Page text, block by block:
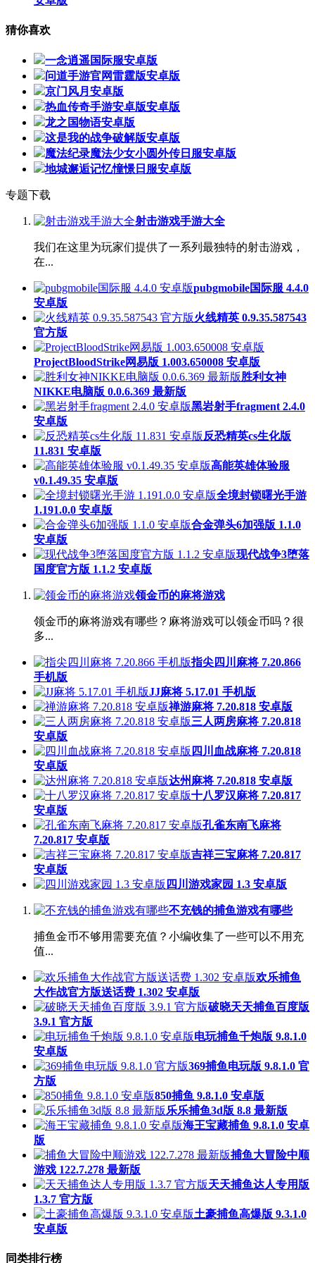
猜你喜欢
一念逍遥国际服安卓版
问道手游官网雷霆版安卓版
京门风月安卓版
热血传奇手游安卓版安卓版
龙之国物语安卓版
这是我的战争破解版安卓版
魔法纪录魔法少女小圆外传日服安卓版
地城邂逅记忆憧憬日服安卓版
专题下载
射击游戏手游大全
我们在这里为玩家们提供了一系列最独特的射击游戏，
在...
pubgmobile国际服 4.4.0
安卓版
火线精英 0.9.35.587543
官方版
ProjectBloodStrike网易版 1.003.650008 安卓版
胜利女神
NIKKE电脑版 0.0.6.369 最新版
黑岩射手fragment 2.4.0
安卓版
反恐精英cs生化版
11.831 安卓版
高能英雄体验服
v0.1.49.35 安卓版
全境封锁曙光手游
1.191.0.0 安卓版
合金弹头6加强版 1.1.0
安卓版
现代战争3堕落
国度官方版 1.1.2 安卓版
领金币的麻将游戏
领金币的麻将游戏有哪些？麻将游戏可以领金币吗？很
多...
指尖四川麻将 7.20.866
手机版
JJ麻将 5.17.01 手机版
禅游麻将 7.20.818 安卓版
三人两房麻将 7.20.818
安卓版
四川血战麻将 7.20.818
安卓版
达州麻将 7.20.818 安卓版
十八罗汉麻将 7.20.817
安卓版
孔雀东南飞麻将
7.20.817 安卓版
吉祥三宝麻将 7.20.817
安卓版
四川游戏家园 1.3 安卓版
不充钱的捕鱼游戏有哪些
捕鱼金币不够用需要充值？小编收集了一些可以不用充
值...
欢乐捕鱼
大作战官方版送话费 1.302 安卓版
破晓天天捕鱼百度版
3.9.1 官方版
电玩捕鱼千炮版 9.8.1.0
安卓版
369捕鱼电玩版 9.8.1.0 官
方版
850捕鱼 9.8.1.0 安卓版
乐乐捕鱼3d版 8.8 最新版
海王宝藏捕鱼 9.8.1.0 安卓
版
捕鱼大冒险中顺
游戏 122.7.278 最新版
天天捕鱼达人专用版
1.3.7 官方版
土豪捕鱼高爆版 9.3.1.0
安卓版
同类排行榜